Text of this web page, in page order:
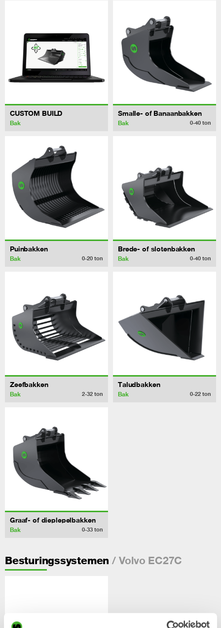
CUSTOM BUILD
Bak
Smalle- of Banaanbakken
Bak 0-40 ton
Puinbakken
Bak 0-20 ton
Brede- of slotenbakken
Bak 0-40 ton
Zeefbakken
Bak 2-32 ton
Taludbakken
Bak 0-22 ton
Graaf- of dieplepelbakken
Bak 0-33 ton
Besturingssystemen / Volvo EC27C